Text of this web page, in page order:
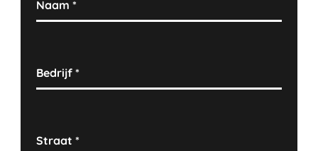
Naam*
Bedrijf*
Straat*